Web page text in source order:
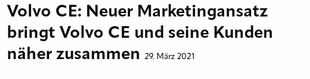
Volvo CE: Neuer Marketingansatz
bringt Volvo CE und seine Kunden
näher zusammen
29. März 2021